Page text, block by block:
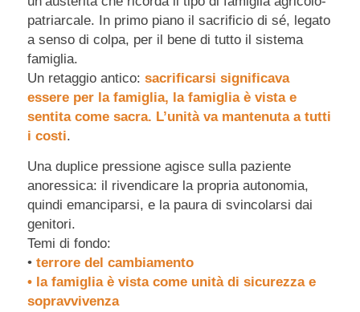
patriarcale. In primo piano il sacrificio di sé, legato
a senso di colpa, per il bene di tutto il sistema
famiglia.
Un retaggio antico: sacrificarsi significava
essere per la famiglia, la famiglia è vista e
sentita come sacra. L’unità va mantenuta a tutti
i costi.
Una duplice pressione agisce sulla paziente
anoressica: il rivendicare la propria autonomia,
quindi emanciparsi, e la paura di svincolarsi dai
genitori.
Temi di fondo:
• terrore del cambiamento
• la famiglia è vista come unità di sicurezza e
sopravvivenza